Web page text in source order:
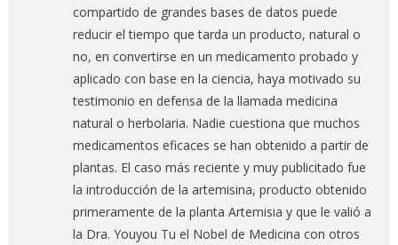
compartido de grandes bases de datos puede
reducir el tiempo que tarda un producto, natural o
no, en convertirse en un medicamento probado y
aplicado con base en la ciencia, haya motivado su
testimonio en defensa de la llamada medicina
natural o herbolaria. Nadie cuestiona que muchos
medicamentos eficaces se han obtenido a partir de
plantas. El caso más reciente y muy publicitado fue
la introducción de la artemisina, producto obtenido
primeramente de la planta Artemisia y que le valió a
la Dra. Youyou Tu el Nobel de Medicina con otros